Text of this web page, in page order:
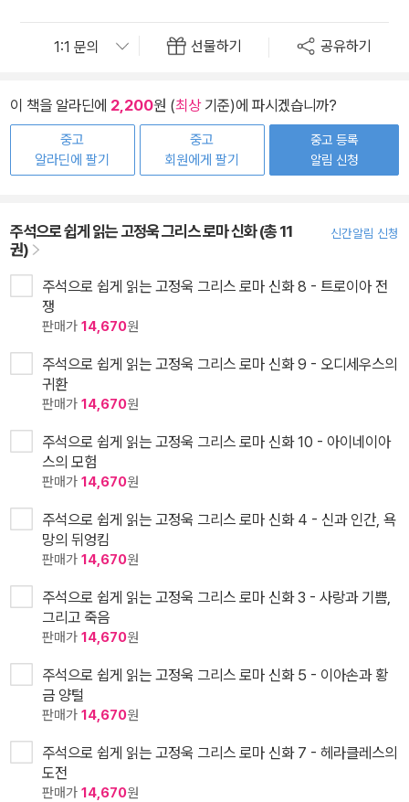
선물하기 공유하기
이 책을 알라딘에 2,200원 (최상기준)에 파시겠습니까?
중고
알라딘에 팔기
중고
회원에게 팔기
중고 등록
알림 신청
주석으로 쉽게 읽는 고정욱 그리스 로마 신화 (총 11
권)
신간알림 신청
주석으로 쉽게 읽는 고정욱 그리스 로마 신화 8 - 트로이아 전
쟁
판매가 14,670원
주석으로 쉽게 읽는 고정욱 그리스 로마 신화 9 - 오디세우스의
귀환
판매가 14,670원
주석으로 쉽게 읽는 고정욱 그리스 로마 신화 10 - 아이네이아
스의 모험
판매가 14,670원
주석으로 쉽게 읽는 고정욱 그리스 로마 신화 4 - 신과 인간, 욕
망의 뒤엉킴
판매가 14,670원
주석으로 쉽게 읽는 고정욱 그리스 로마 신화 3 - 사랑과 기쁨,
그리고 죽음
판매가 14,670원
주석으로 쉽게 읽는 고정욱 그리스 로마 신화 5 - 이아손과 황
금 양털
판매가 14,670원
주석으로 쉽게 읽는 고정욱 그리스 로마 신화 7 - 헤라클레스의
도전
판매가 14,670원